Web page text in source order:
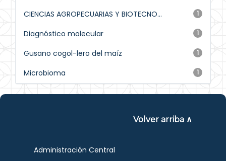
1
CIENCIAS AGROPECUARIAS Y BIOTECNO...
1
Diagnóstico molecular
1
Gusano cogol-lero del maíz
1
Microbioma
Volver arriba ∧
Administración Central